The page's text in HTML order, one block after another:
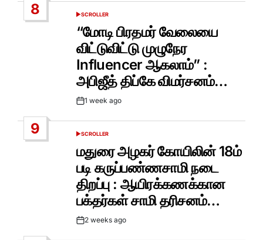
8
POSTED
SCROLLER
“மோடி பிரதமர் வேலையை
விட்டுவிட்டு முழுநேர
Influencer ஆகலாம்” :
அபிஜீத் திப்கே விமர்சனம்…
Post1 week ago
9
POSTED
SCROLLER
மதுரை அழகர் கோயிலின் 18ம்
படி கருப்பண்ணசாமி நடை
திறப்பு : ஆயிரக்கணக்கான
பக்தர்கள் சாமி தரிசனம்…
Post2 weeks ago